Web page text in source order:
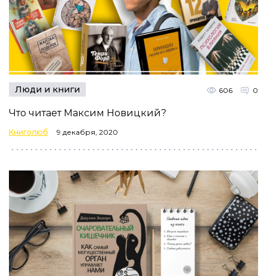
Люди и книги 606 0
Что читает Максим Новицкий?
Книголюб 9 декабря, 2020